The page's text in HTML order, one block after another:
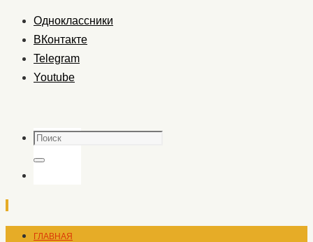
Одноклассники
ВКонтакте
Telegram
Youtube
Поиск
Поиск
ПерейтиГЛАВНАЯ